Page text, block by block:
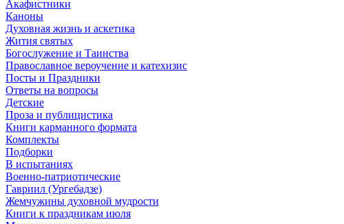
Акафистники
Каноны
Духовная жизнь и аскетика
Жития святых
Богослужение и Таинства
Православное вероучение и катехизис
Посты и Праздники
Ответы на вопросы
Детские
Проза и публицистика
Книги карманного формата
Комплекты
Подборки
В испытаниях
Военно-патриотические
Гавриил (Ургебадзе)
Жемчужины духовной мудрости
Книги к праздникам июля